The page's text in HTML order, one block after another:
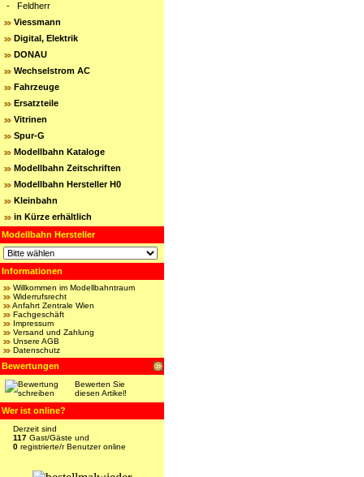
- Feldherr
Viessmann
Digital, Elektrik
DONAU
Wechselstrom AC
Fahrzeuge
Ersatzteile
Vitrinen
Spur-G
Modellbahn Kataloge
Modellbahn Zeitschriften
Modellbahn Hersteller H0
Kleinbahn
in Kürze erhältlich
Modellbahn Hersteller
Informationen
Willkommen im Modellbahntraum
Widerrufsrecht
Anfahrt Zentrale Wien
Fachgeschäft
Impressum
Versand und Zahlung
Unsere AGB
Datenschutz
Bewertungen
Bewerten Sie
diesen Artikel!
Wer ist online?
Derzeit sind
117 Gast/Gäste und
0 registrierte/r Benutzer online